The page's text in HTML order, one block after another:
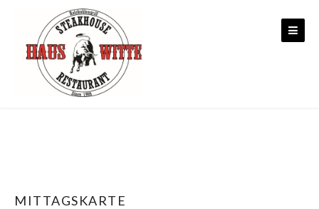
Skip to content
MITTAGSKARTE